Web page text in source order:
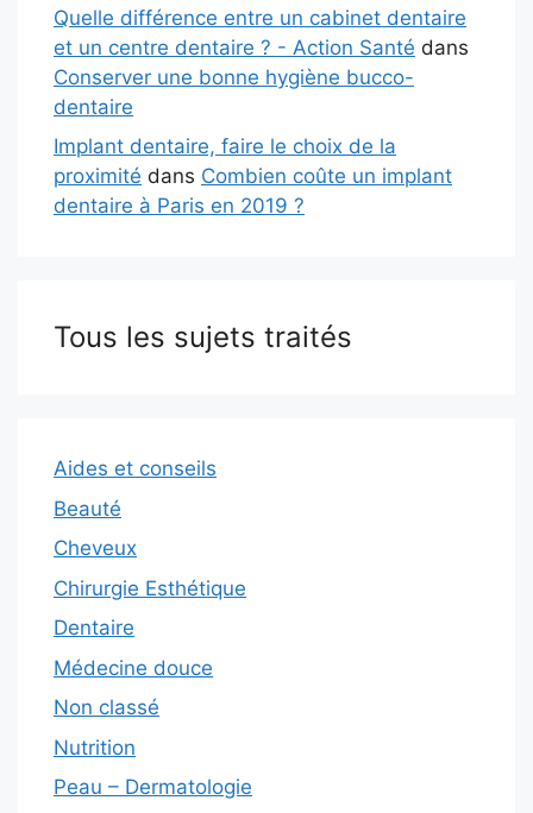
Quelle différence entre un cabinet dentaire
et un centre dentaire ? - Action Santé dans
Conserver une bonne hygiène bucco-
dentaire
Implant dentaire, faire le choix de la
proximité dans Combien coûte un implant
dentaire à Paris en 2019 ?
Tous les sujets traités
Aides et conseils
Beauté
Cheveux
Chirurgie Esthétique
Dentaire
Médecine douce
Non classé
Nutrition
Peau – Dermatologie